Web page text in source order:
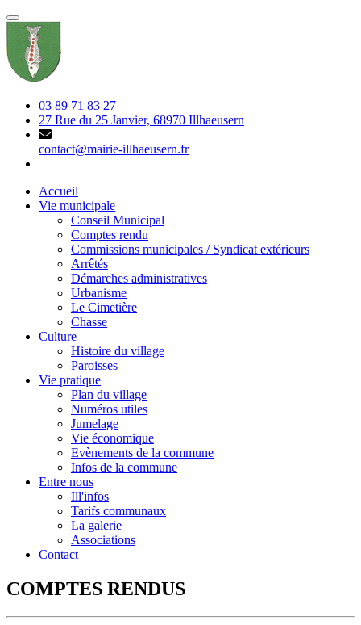
03 89 71 83 27
27 Rue du 25 Janvier, 68970 Illhaeusern
contact@mairie-illhaeusern.fr
Accueil
Vie municipale
Conseil Municipal
Comptes rendu
Commissions municipales / Syndicat extérieurs
Arrêtés
Démarches administratives
Urbanisme
Le Cimetière
Chasse
Culture
Histoire du village
Paroisses
Vie pratique
Plan du village
Numéros utiles
Jumelage
Vie économique
Evènements de la commune
Infos de la commune
Entre nous
Ill'infos
Tarifs communaux
La galerie
Associations
Contact
COMPTES RENDUS